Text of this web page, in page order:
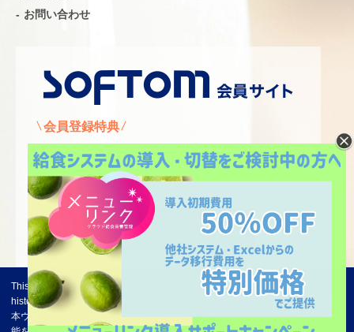
お問い合わせ
会員登録特典
・自動お見積り
・資料ダウンロード
・動画マニュアル
会員登録はこちら
プライバシーポリシー
情報セキュリティー基本方針
PAGE TOP
This website uses functions to obtain information on customer behavior
history, attribute information, etc. Please refer to our
Privacy Policyfor details.
本ウェブサイトではお客様の行動履歴情報、属性情報などの取得のための機